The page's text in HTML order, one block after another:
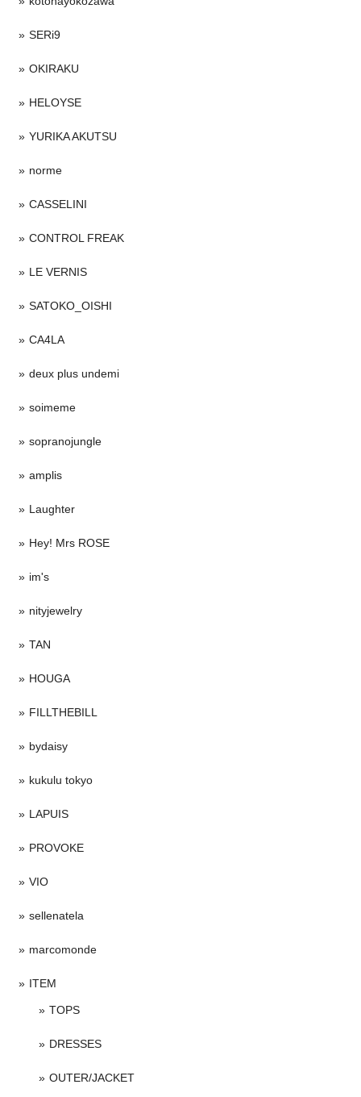
SERi9
OKIRAKU
HELOYSE
YURIKA AKUTSU
norme
CASSELINI
CONTROL FREAK
LE VERNIS
SATOKO_OISHI
CA4LA
deux plus undemi
soimeme
sopranojungle
amplis
Laughter
Hey! Mrs ROSE
im's
nityjewelry
TAN
HOUGA
FILLTHEBILL
bydaisy
kukulu tokyo
LAPUIS
PROVOKE
VIO
sellenatela
marcomonde
ITEM
TOPS
DRESSES
OUTER/JACKET